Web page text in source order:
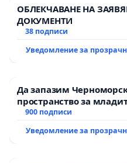
ОБЛЕКЧАВАНЕ НА
ДОКУМЕНТИ
38 подписи
Уведомление за
Да запазим
пространство за
900 подписи
Уведомление за